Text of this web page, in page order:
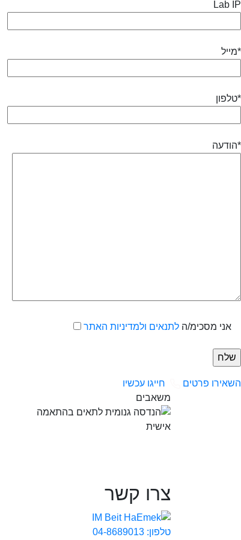
Lab IP
מייל*
טלפון*
הודעה*
אני מסכימ/ה לתנאים ולמדיניות האתר
השאירו פרטים
חייגו עכשיו
משאבים
צרו קשר
טלפון: 04-8689013